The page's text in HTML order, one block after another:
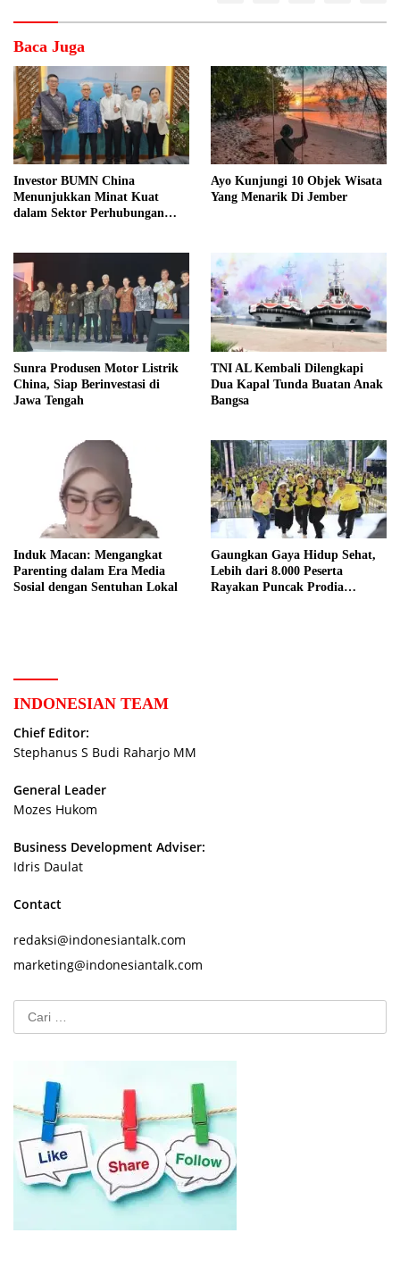
Baca Juga
Investor BUMN China
Menunjukkan Minat Kuat
dalam Sektor Perhubungan
Ayo Kunjungi 10 Objek Wisata
Yang Menarik Di Jember
Sunra Produsen Motor Listrik
China, Siap Berinvestasi di
Jawa Tengah
TNI AL Kembali Dilengkapi
Dua Kapal Tunda Buatan Anak
Bangsa
Induk Macan: Mengangkat
Parenting dalam Era Media
Sosial dengan Sentuhan Lokal
Gaungkan Gaya Hidup Sehat,
Lebih dari 8.000 Peserta
Rayakan Puncak Prodia
INDONESIAN TEAM
Chief Editor:
Stephanus S Budi Raharjo MM
General Leader
Mozes Hukom
Business Development Adviser:
Idris Daulat
Contact
redaksi@indonesiantalk.com
marketing@indonesiantalk.com
Cari
untuk: